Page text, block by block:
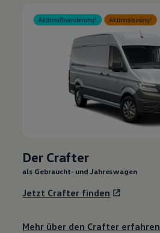
Der Crafter
als Gebraucht- und Jahreswagen
Jetzt Crafter finden
Mehr über den Crafter erfahren